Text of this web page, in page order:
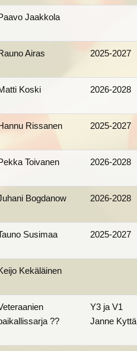
Jaakkola
Airas 2025-2027
Koski 2026-2028
Rissanen 2025-2027
Toivanen 2026-2028
Bogdanow 2026-2028
Susimaa 2025-2027
Kekäläinen
??
Y3 ja V1
Janne Kyttä